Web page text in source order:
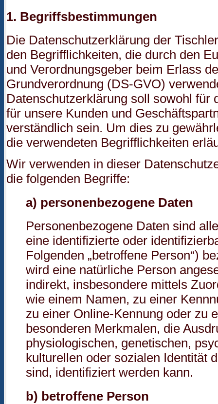
1. Begriffsbestimmungen
Die Datenschutzerklärung der
den Begrifflichkeiten, die durch den
und Verordnungsgeber beim Erlass
Grundverordnung (DS-GVO)
Datenschutzerklärung soll sowohl für
für unsere Kunden und
verständlich sein. Um dies zu
die verwendeten Begrifflichkeiten
Wir verwenden in dieser
die folgenden Begriffe:
a) personenbezogene Daten
Personenbezogene Daten sind
eine identifizierte oder
Folgenden „betroffene Person“)
wird eine natürliche Person
indirekt, insbesondere mittels
wie einem Namen, zu einer
zu einer Online-Kennung oder zu
besonderen Merkmalen, die
physiologischen, genetischen,
kulturellen oder sozialen Identität
sind, identifiziert werden kann.
b) betroffene Person